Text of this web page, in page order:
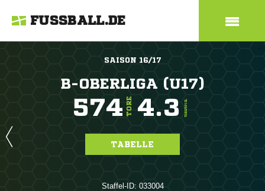
FUSSBALL.DE
SAISON 16/17
B-OBERLIGA (U17)
574 TORE 4.3 TORE/SPIEL
TABELLE
Staffel-ID: 033004